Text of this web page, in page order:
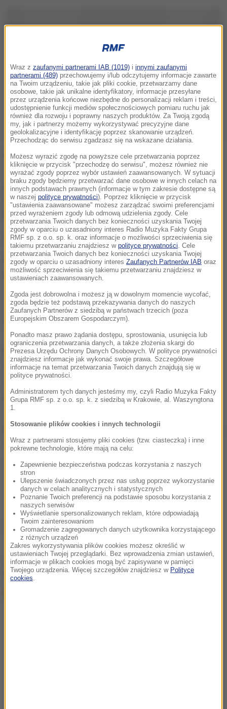
Dziś polscy siatkarze zmierzą się z Serbami. W
ostatnich latach w starciach z bałkańskim
przeciwnikiem Polska wychodziła zwycięsko.
Chociażby podczas turnieju kwalifikacyjnego w
Berlinie, czy w mistrzostwach świata w Polsce.
Czy tak będzie i dzisiaj?
Dla fanów piłki siatkowej mamy niespodziankę.
Wejściówki na oba dzisiejsze mecze.
Jak je
zdobyć? Zajrzycie na nasz profil na Facebooku.
Tam o 13 pojawi się pytanie i wskazówki, gdzie
wysłać odpowiedź.
Pierwszy turniej pamięci legendarnego trenera
rozegrany został w 2003 roku w Olsztynie. Później
siatkarze rywalizowali m.in. w Łodzi, Bydgoszczy,
Katowicach, Zielonej Górze, Toruniu. Sześciokrotnie
zwyciężyli Polacy, dwa razy Holendrzy i Rosjanie, a
po jednym triumfie mają w dorobku zespoły Niemiec,
Włoch i Brazylii.
(MKam)
Źródło: RMF FM
chcesz widzieć więcej artykułów od RMF24?dodaj w
Google
Wraz z zaufanymi partnerami IAB (1019) i innymi zaufanymi
partnerami (489) przechowujemy i/lub odczytujemy informacje zawarte
na Twoim urządzeniu, takie jak pliki cookie, przetwarzamy dane
osobowe, takie jak unikalne identyfikatory, informacje przesyłane
przez urządzenia końcowe niezbędne do personalizacji reklam i treści,
udostępnienie funkcji mediów społecznościowych pomiaru ruchu jak
również dla rozwoju i poprawny naszych produktów. Za Twoją zgodą
my, jak i partnerzy możemy wykorzystywać precyzyjne dane
geolokalizacyjne i identyfikację poprzez skanowanie urządzeń.
Przechodząc do serwisu zgadzasz się na wskazane działania.
Możesz wyrazić zgodę na powyższe cele przetwarzania poprzez
kliknięcie w przycisk "przechodzę do serwisu", możesz również nie
wyrażać zgody poprzez wybór ustawień zaawansowanych. W sytuacji
braku zgody będziemy przetwarzać dane osobowe w innych celach na
innych podstawach prawnych (informacje w tym zakresie dostępne są
w naszej polityce prywatności). Poprzez kliknięcie w przycisk
"ustawienia zaawansowane" możesz zarządzać swoimi preferencjami
przed wyrażeniem zgody lub odmową udzielenia zgody. Cele
przetwarzania Twoich danych bez konieczności uzyskania Twojej
zgody w oparciu o uzasadniony interes Radio Muzyka Fakty Grupa
RMF sp. z o.o. sp. k. oraz informacje o możliwości sprzeciwienia się
takiemu przetwarzaniu znajdziesz w polityce prywatności . Cele
przetwarzania Twoich danych bez konieczności uzyskania Twojej
zgody w oparciu o uzasadniony interes Zaufanych Partnerów IAB oraz
możliwość sprzeciwienia się takiemu przetwarzaniu znajdziesz w
ustawieniach zaawansowanych.
Zgoda jest dobrowolna i możesz ją w dowolnym momencie wycofać,
zgoda będzie też podstawą przekazywania danych do naszych
Zaufanych Partnerów z siedzibą w państwach trzecich (poza
Europejskim Obszarem Gospodarczym).
Ponadto masz prawo żądania dostępu, sprostowania, usunięcia lub
ograniczenia przetwarzania danych, a także złożenia skargi do
Prezesa Urzędu Ochrony Danych Osobowych. W polityce prywatności
znajdziesz informacje jak wykonać swoje prawa. Szczegółowe
informacje na temat przetwarzania Twoich danych znajdują się w
polityce prywatności.
Administratorem tych danych jesteśmy my, czyli Radio Muzyka Fakty
Grupa RMF sp. z o.o. sp. k. z siedzibą w Krakowie, al. Waszyngtona
1.
Stosowanie plików cookies i innych technologii
Wraz z partnerami stosujemy pliki cookies (tzw. ciasteczka) i inne
pokrewne technologie, które mają na celu:
Zapewnienie bezpieczeństwa podczas korzystania z naszych
stron
Ulepszenie świadczonych przez nas usług poprzez wykorzystanie
danych w celach analitycznych i statystycznych
Poznanie Twoich preferencji na podstawie sposobu korzystania z
naszych serwisów
Wyświetlanie spersonalizowanych reklam, które odpowiadają
Twoim zainteresowaniom
Gromadzenie zagregowanych danych użytkownika korzystającego
z różnych urządzeń
Zakres wykorzystywania plików cookies możesz określić w
ustawieniach Twojej przeglądarki. Bez wprowadzenia zmian ustawień,
informacje w plikach cookies mogą być zapisywane w pamięci
Twojego urządzenia. Więcej szczegółów znajdziesz w Polityce
cookies